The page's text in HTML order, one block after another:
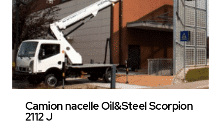
Camion nacelle Oil&Steel Scorpion
2112 J